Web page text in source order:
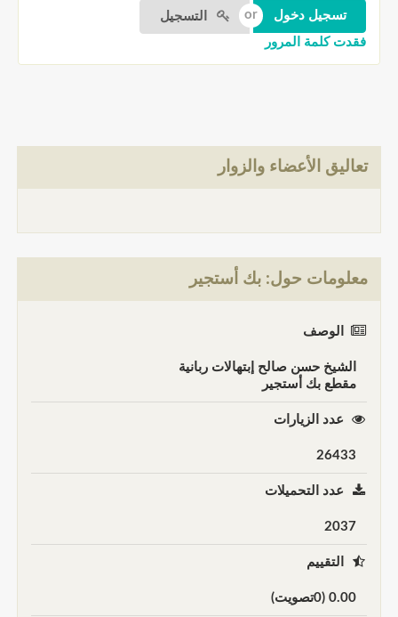
التسجيل
فقدت كلمة المرور
تعاليق الأعضاء والزوار
معلومات حول: بك أستجير
الوصف
الشيخ حسن صالح إبتهالات ربانية
مقطع بك أستجير
عدد الزيارات
26433
عدد التحميلات
2037
التقييم
0.00 (0تصويت)